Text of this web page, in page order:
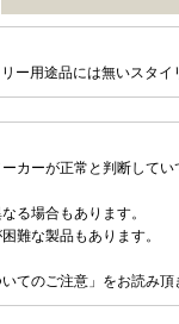
ー用途品には無いスタイ
カーが正常と判断して
る場合もあります。
難な製品もあります。
てのご注意」をお読み頂